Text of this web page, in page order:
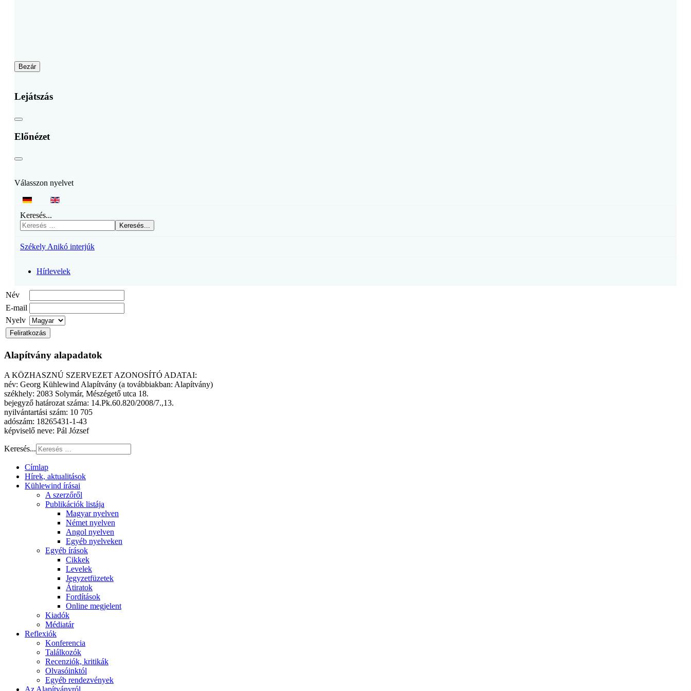
Bezár
Lejátszás
Előnézet
Válasszon nyelvet
Keresés...
Keresés...
Székely Anikó interjúk
Hírlevelek
Név
E-mail
Nyelv
Alapítvány alapadatok
A KÖZHASZNÚ SZERVEZET AZONOSÍTÓ ADATAI:
név: Georg Kühlewind Alapítvány (a továbbiakban: Alapítvány)
székhely: 2083 Solymár, Mészégető utca 18.
bejegyző határozat száma: 14.Pk.60.820/2008/7.,13.
nyilvántartási szám: 10 705
adószám: 18265431-1-43
képviselő neve: Pál József
Keresés...
Címlap
Hírek, aktualitások
Kühlewind írásai
A szerzőről
Publikációk listája
Magyar nyelven
Német nyelven
Angol nyelven
Egyéb nyelveken
Egyéb írások
Cikkek
Levelek
Jegyzetfüzetek
Átiratok
Fordítások
Online megjelent
Kiadók
Médiatár
Reflexiók
Konferencia
Találkozók
Recenziók, kritikák
Olvasóinktól
Egyéb rendezvények
Az Alapítványról